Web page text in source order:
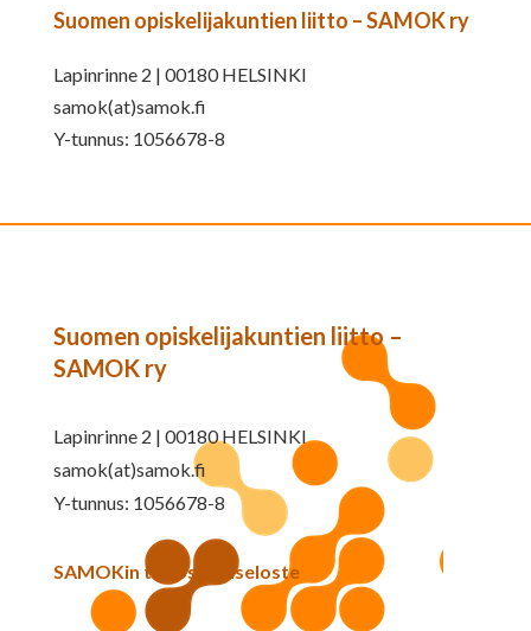
Suomen opiskelijakuntien liitto – SAMOK ry
Lapinrinne 2 | 00180 HELSINKI
samok(at)samok.fi
Y-tunnus: 1056678-8
Suomen opiskelijakuntien liitto –
SAMOK ry
Lapinrinne 2 | 00180 HELSINKI
samok(at)samok.fi
Y-tunnus: 1056678-8
SAMOKin tietosuojaseloste